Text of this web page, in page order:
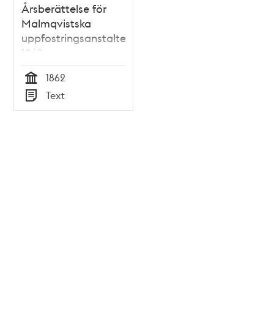
Årsberättelse för
Malmqvistska
uppfostringsanstalten
1862
Tid
1862
Typ
Text